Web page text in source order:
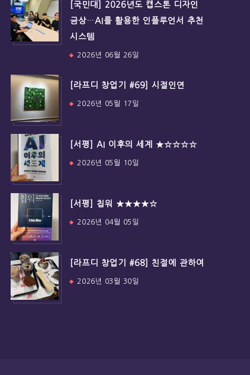
[국민대] 2026년도 캡스톤 디자인
금상…AI를 활용한 인플루언서 추천
시스템
2026년 06월 26일
[라프디 창업기 #69] 시절인연
2026년 05월 17일
[서평] AI 이후의 세계 ★☆☆☆☆
2026년 05월 10일
[서평] 칩워 ★★★★☆
2026년 04월 05일
[라프디 창업기 #68] 친절에 관하여
2026년 03월 30일